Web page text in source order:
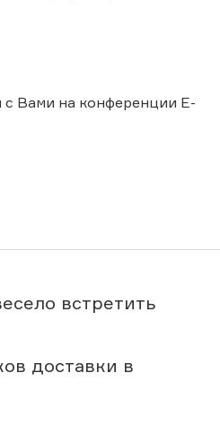
Вами на конференции Е-
встретить
доставки в